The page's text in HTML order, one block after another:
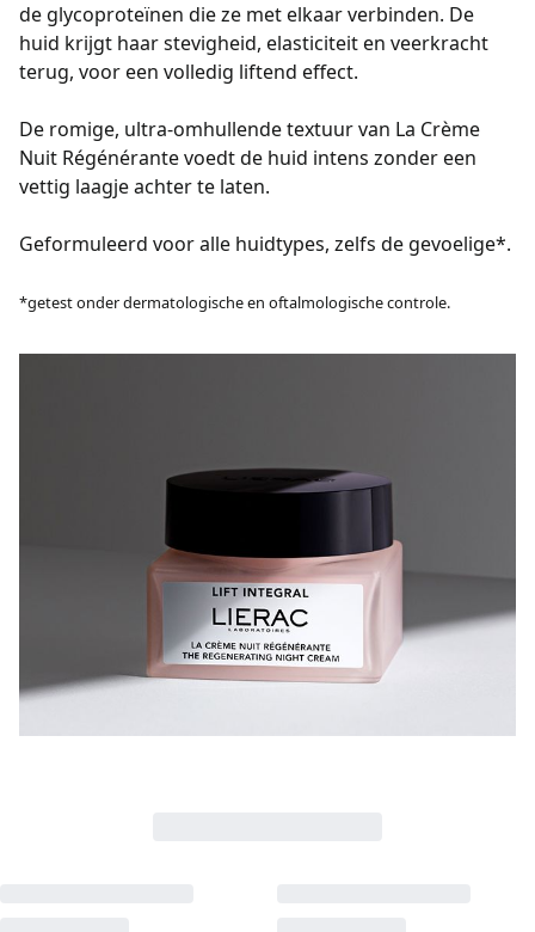
de glycoproteïnen die ze met elkaar verbinden. De
huid krijgt haar stevigheid, elasticiteit en veerkracht
terug, voor een volledig liftend effect.
De romige, ultra-omhullende textuur van La Crème
Nuit Régénérante voedt de huid intens zonder een
vettig laagje achter te laten.
Geformuleerd voor alle huidtypes, zelfs de gevoelige*.
*getest onder dermatologische en oftalmologische controle.